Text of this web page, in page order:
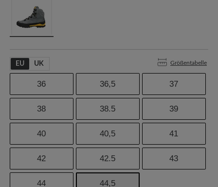
EU UK Größentabelle
36 36,5 37
38 38.5 39
40 40,5 41
42 42.5 43
44 44,5